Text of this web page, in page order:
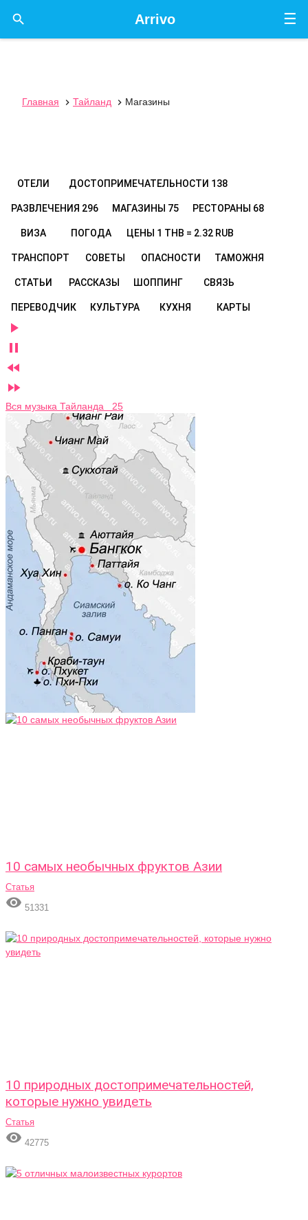
☰
Arrivo

Главная  Тайланд  Магазины
ОТЕЛИ ДОСТОПРИМЕЧАТЕЛЬНОСТИ 138
РАЗВЛЕЧЕНИЯ 296 МАГАЗИНЫ 75 РЕСТОРАНЫ 68
ВИЗА ПОГОДА ЦЕНЫ 1 THB = 2.32 RUB
ТРАНСПОРТ СОВЕТЫ ОПАСНОСТИ ТАМОЖНЯ
СТАТЬИ РАССКАЗЫ ШОППИНГ СВЯЗЬ
ПЕРЕВОДЧИК КУЛЬТУРА КУХНЯ КАРТЫ




Вся музыка Тайланда 25
10 самых необычных фруктов Азии
Статья
 51331
10 природных достопримечательностей,
которые нужно увидеть
Статья
 42775